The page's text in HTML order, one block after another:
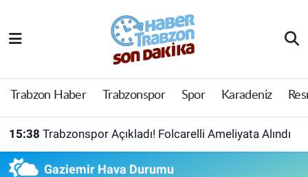
Trabzon Haber Trabzonspor Spor Karadeniz
15:38 Trabzonspor Açıkladı! Folcarelli Ameliyata Alındı
Gaziemir Hava Durumu
Trabzon Haber
Trabzonspor
Trabzon Nöbetçi Eczaneler
Trabzon Hava Durumu